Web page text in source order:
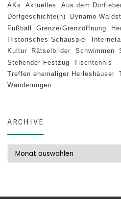
AKs Aktuelles Aus dem
Dorfgeschichte(n)
Dynamo
Fußball
Grenze/Grenzöffnung
Historisches Schauspiel
Kultur
Rätselbilder Schwimmen
Stehender Festzug
Tischtennis
Treffen ehemaliger Herleshäuser
Wanderungen
ARCHIVE